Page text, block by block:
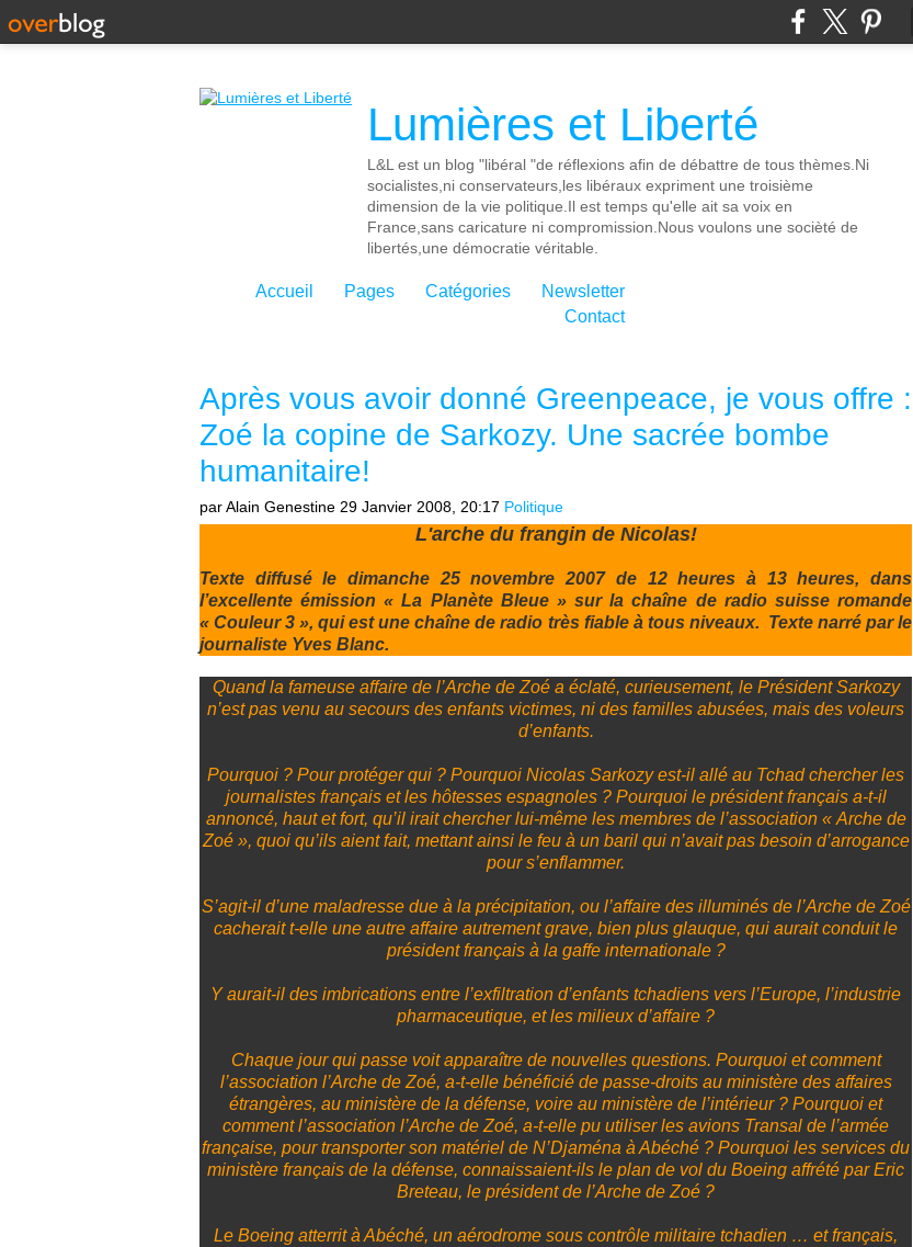
Lumières et Liberté
L&L est un blog "libéral "de réflexions afin de débattre de tous thèmes.Ni
socialistes,ni conservateurs,les libéraux expriment une troisième
dimension de la vie politique.Il est temps qu'elle ait sa voix en
France,sans caricature ni compromission.Nous voulons une socièté de
libertés,une démocratie véritable.
Accueil Pages Catégories
Newsletter
Contact
Après vous avoir donné Greenpeace, je vous offre :
Zoé la copine de Sarkozy. Une sacrée bombe
humanitaire!
par Alain Genestine 29 Janvier 2008, 20:17 Politique
L'arche du frangin de Nicolas!
Texte diffusé le dimanche 25 novembre 2007 de 12 heures à 13 heures, dans
l’excellente émission « La Planète Bleue » sur la chaîne de radio suisse romande
« Couleur 3 », qui est une chaîne de radio très fiable à tous niveaux. Texte narré par le
journaliste Yves Blanc.
Quand la fameuse affaire de l’Arche de Zoé a éclaté, curieusement, le Président Sarkozy
n’est pas venu au secours des enfants victimes, ni des familles abusées, mais des voleurs
d’enfants.
Pourquoi ? Pour protéger qui ? Pourquoi Nicolas Sarkozy est-il allé au Tchad chercher les
journalistes français et les hôtesses espagnoles ? Pourquoi le président français a-t-il
annoncé, haut et fort, qu’il irait chercher lui-même les membres de l’association « Arche de
Zoé », quoi qu’ils aient fait, mettant ainsi le feu à un baril qui n’avait pas besoin d’arrogance
pour s’enflammer.
S’agit-il d’une maladresse due à la précipitation, ou l’affaire des illuminés de l’Arche de Zoé
cacherait t-elle une autre affaire autrement grave, bien plus glauque, qui aurait conduit le
président français à la gaffe internationale ?
Y aurait-il des imbrications entre l’exfiltration d’enfants tchadiens vers l’Europe, l’industrie
pharmaceutique, et les milieux d’affaire ?
Chaque jour qui passe voit apparaître de nouvelles questions. Pourquoi et comment
l’association l’Arche de Zoé, a-t-elle bénéficié de passe-droits au ministère des affaires
étrangères, au ministère de la défense, voire au ministère de l’intérieur ? Pourquoi et
comment l’association l’Arche de Zoé, a-t-elle pu utiliser les avions Transal de l’armée
française, pour transporter son matériel de N’Djaména à Abéché ? Pourquoi les services du
ministère français de la défense, connaissaient-ils le plan de vol du Boeing affrété par Eric
Breteau, le président de l’Arche de Zoé ?
Le Boeing atterrit à Abéché, un aérodrome sous contrôle militaire tchadien … et français,